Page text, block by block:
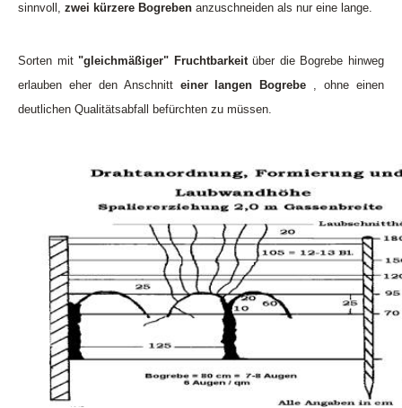
sinnvoll, zwei kürzere Bogreben anzuschneiden als nur eine lange.
Sorten mit"gleichmäßiger" Fruchtbarkeitüber die Bogrebe hinweg
erlauben eher den Anschnitt einer langen Bogrebe , ohne einen
deutlichen Qualitätsabfall befürchten zu müssen.